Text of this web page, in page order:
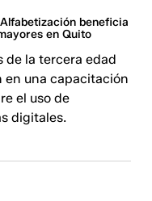
beneficia
en Quito
de la tercera edad
en una capacitación
el uso de
digitales.